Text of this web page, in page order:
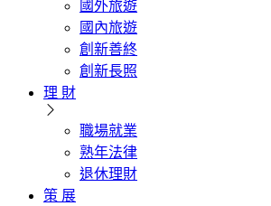
國外旅遊
國內旅遊
創新善終
創新長照
理 財
職場就業
熟年法律
退休理財
策 展